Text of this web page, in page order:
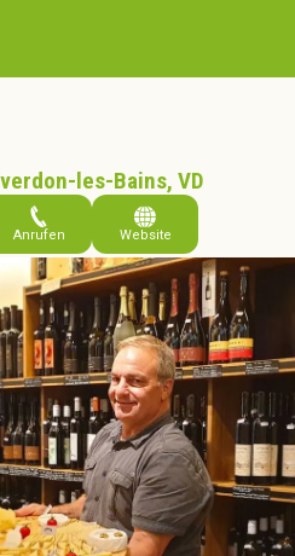
les-Bains, VD
Anrufen Website